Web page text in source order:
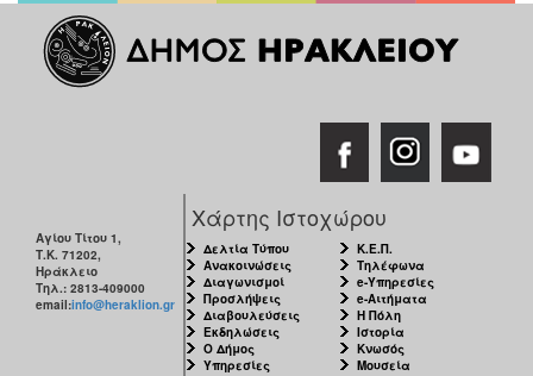
Αγίου Τίτου 1,
Τ.Κ. 71202,
Ηράκλειο
Τηλ.: 2813-409000
email:info@heraklion.gr
Χάρτης Ιστοχώρου
Δελτία Τύπου
Ανακοινώσεις
Διαγωνισμοί
Προσλήψεις
Διαβουλεύσεις
Εκδηλώσεις
Ο Δήμος
Υπηρεσίες
Κ.Ε.Π.
Τηλέφωνα
e-Υπηρεσίες
e-Αιτήματα
Η Πόλη
Ιστορία
Κνωσός
Μουσεία